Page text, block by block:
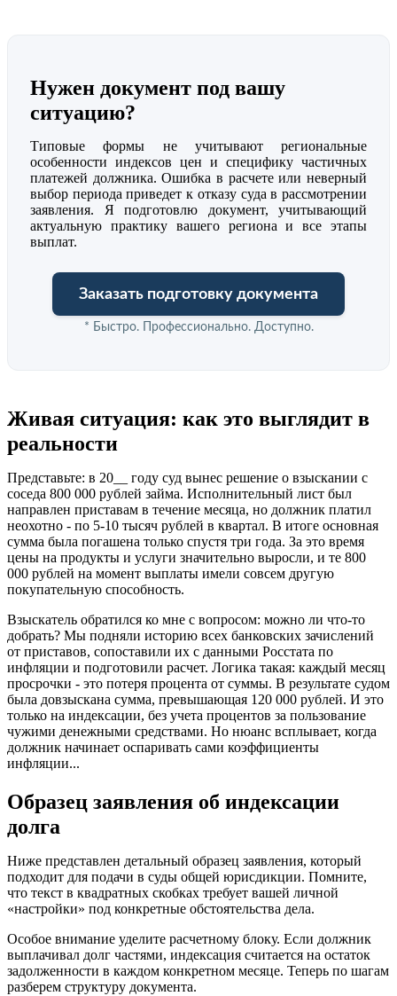
Нужен документ под вашу
ситуацию?
Типовые формы не учитывают региональные
особенности индексов цен и специфику частичных
платежей должника. Ошибка в расчете или неверный
выбор периода приведет к отказу суда в рассмотрении
заявления. Я подготовлю документ, учитывающий
актуальную практику вашего региона и все этапы
выплат.
Заказать подготовку документа
* Быстро. Профессионально. Доступно.
Живая ситуация: как это выглядит в
реальности
Представьте: в 20__ году суд вынес решение о взыскании с
соседа 800 000 рублей займа. Исполнительный лист был
направлен приставам в течение месяца, но должник платил
неохотно - по 5-10 тысяч рублей в квартал. В итоге основная
сумма была погашена только спустя три года. За это время
цены на продукты и услуги значительно выросли, и те 800
000 рублей на момент выплаты имели совсем другую
покупательную способность.
Взыскатель обратился ко мне с вопросом: можно ли что-то
добрать? Мы подняли историю всех банковских зачислений
от приставов, сопоставили их с данными Росстата по
инфляции и подготовили расчет. Логика такая: каждый месяц
просрочки - это потеря процента от суммы. В результате судом
была довзыскана сумма, превышающая 120 000 рублей. И это
только на индексации, без учета процентов за пользование
чужими денежными средствами. Но нюанс всплывает, когда
должник начинает оспаривать сами коэффициенты
инфляции...
Образец заявления об индексации
долга
Ниже представлен детальный образец заявления, который
подходит для подачи в суды общей юрисдикции. Помните,
что текст в квадратных скобках требует вашей личной
«настройки» под конкретные обстоятельства дела.
Особое внимание уделите расчетному блоку. Если должник
выплачивал долг частями, индексация считается на остаток
задолженности в каждом конкретном месяце. Теперь по шагам
разберем структуру документа.